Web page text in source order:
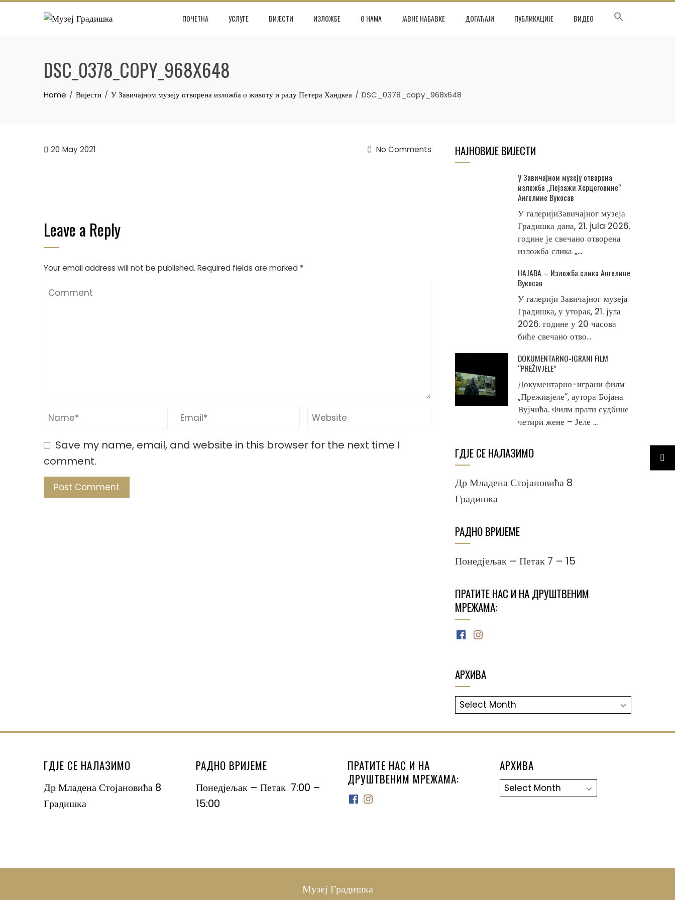
Skip
ПОЧЕТНА УСЛУГЕ ВИЈЕСТИ ИЗЛОЖБЕ О НАМА ЈАВНЕ НАБАВКЕ ДОГАЂАЈИ ПУБЛИКАЦИЈЕ ВИДЕО
DSC_0378_COPY_968X648
Home Вијести У Завичајном музеју отворена изложба о животу и раду Петера Хандкеа DSC_0378_copy_968x648
20 May 2021 No Comments
Leave a Reply
Your email address will not be published. Required fields are marked *
Save my name, email, and website in this browser for the next time I
comment.
НАЈНОВИЈЕ ВИЈЕСТИ
У Завичајном музеју отворена
изложба „Пејзажи Херцеговине“
Ангелине Вукосав
У галеријиЗавичајног музеја
Градишка дана, 21. jula 2026.
године је свечано отворена
изложба слика „...
НАЈАВА – Изложба слика Ангелине
Вукосав
У галерији Завичајног музеја
Градишка, у уторак, 21. јула
2026. године у 20 часова
биће свечано отво...
DOKUMENTARNO-IGRANI FILM
“PREŽIVJELE”
Документарно-играни филм
„Преживјеле“, аутора Бојана
Вујчића. Филм прати судбине
четири жене – Јеле ...
ГДЈЕ СЕ НАЛАЗИМО
Др Младена Стојановића 8
Градишка
РАДНО ВРИЈЕМЕ
Понедјељак – Петак 7 – 15
ПРАТИТЕ НАС И НА ДРУШТВЕНИМ
МРЕЖАМА:
Facebook
Instagram
АРХИВА
АРХИВА
ГДЈЕ СЕ НАЛАЗИМО
Др Младена Стојановића 8
Градишка
РАДНО ВРИЈЕМЕ
Понедјељак – Петак 7:00 –
15:00
ПРАТИТЕ НАС И НА
ДРУШТВЕНИМ МРЕЖАМА:
Facebook
Instagram
АРХИВА
Архива
Музеј Градишка